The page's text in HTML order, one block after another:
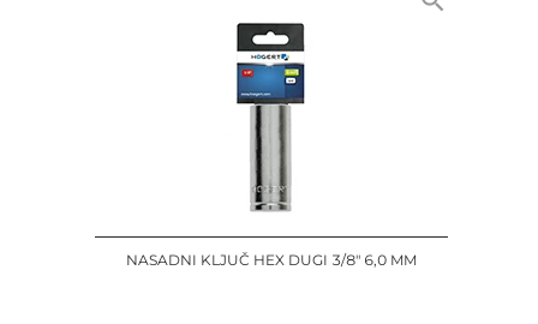
NASADNI KLJUČ HEX DUGI 3/8" 6,0 MM